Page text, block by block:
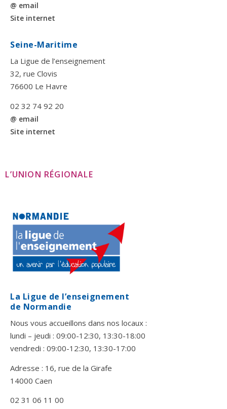
@ email
Site internet
Seine-Maritime
La Ligue de l’enseignement
32, rue Clovis
76600 Le Havre
02 32 74 92 20
@ email
Site internet
L’UNION RÉGIONALE
La Ligue de l’enseignement
de Normandie
Nous vous accueillons dans nos locaux :
lundi – jeudi : 09:00-12:30, 13:30-18:00
vendredi : 09:00-12:30, 13:30-17:00
Adresse : 16, rue de la Girafe
14000 Caen
02 31 06 11 00